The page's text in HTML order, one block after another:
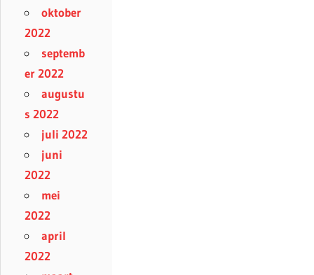
oktober
2022
septemb
er 2022
augustu
s 2022
juli 2022
juni
2022
mei
2022
april
2022